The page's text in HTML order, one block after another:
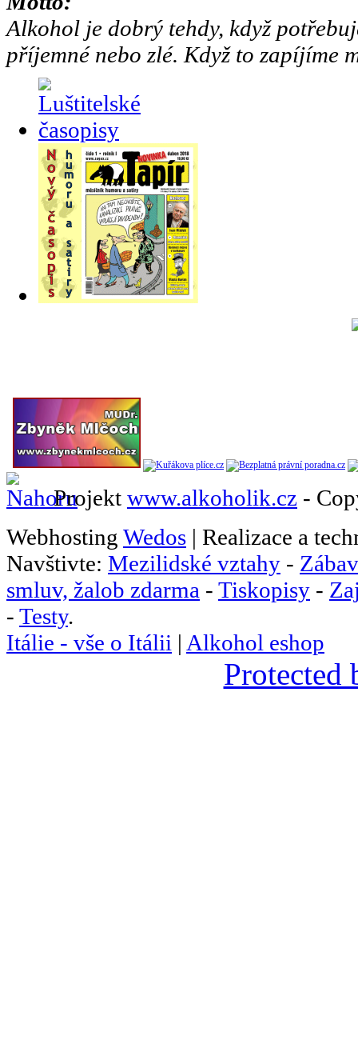
Alkohol je dobrý tehdy, když
příjemné nebo zlé. Když to zapíjíme
Projekt www.alkoholik.cz -
Webhosting Wedos | Realizace a
Navštivte: Mezilidské vztahy -
smluv, žalob zdarma - Tiskopisy -
- Testy.
Itálie - vše o Itálii | Alkohol eshop
Protected